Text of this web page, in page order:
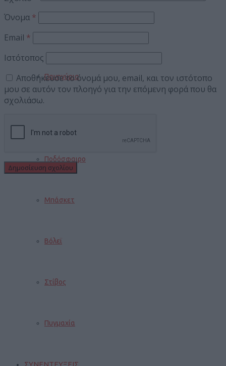
Πανηγύρια
Ποδόσφαιρο
Μπάσκετ
Βόλεϊ
Στίβος
Πυγμαχία
ΣΥΝΕΝΤΕΥΞΕΙΣ
Όνομα *
Email *
Ιστότοπος
Αποθήκευσε το όνομά μου, email, και τον ιστότοπο
μου σε αυτόν τον πλοηγό για την επόμενη φορά που θα
σχολιάσω.